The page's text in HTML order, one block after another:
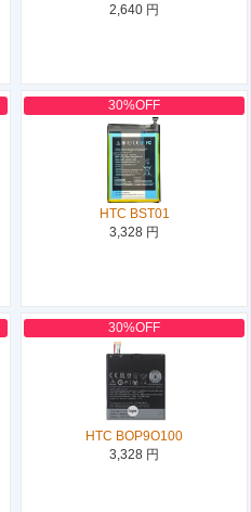
2,640 円
30%OFF
HTC BST01
3,328 円
30%OFF
HTC BOP9O100
3,328 円